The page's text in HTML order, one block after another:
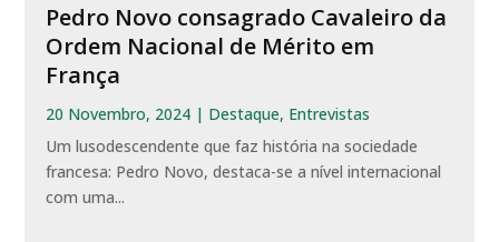
Pedro Novo consagrado Cavaleiro da
Ordem Nacional de Mérito em
França
20 Novembro, 2024 | Destaque, Entrevistas
Um lusodescendente que faz história na sociedade
francesa: Pedro Novo, destaca-se a nível internacional
com uma...